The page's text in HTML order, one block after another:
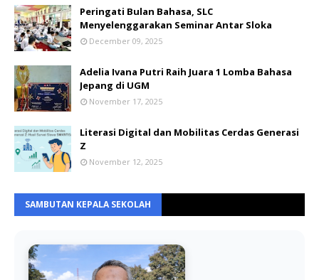
Peringati Bulan Bahasa, SLC
Menyelenggarakan Seminar Antar Sloka
December 09, 2025
Adelia Ivana Putri Raih Juara 1 Lomba Bahasa
Jepang di UGM
November 17, 2025
Literasi Digital dan Mobilitas Cerdas Generasi
Z
November 12, 2025
SAMBUTAN KEPALA SEKOLAH